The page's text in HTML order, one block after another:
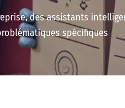
des assistants
spécifiques